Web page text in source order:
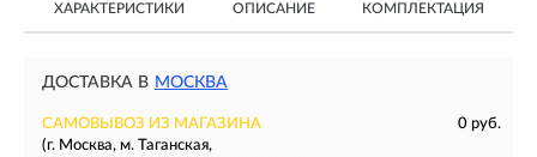
ХАРАКТЕРИСТИКИ ОПИСАНИЕ КОМПЛЕКТАЦИЯ
ДОСТАВКА В МОСКВА
САМОВЫВОЗ ИЗ МАГАЗИНА
0 руб.
(г. Москва, м. Таганская,